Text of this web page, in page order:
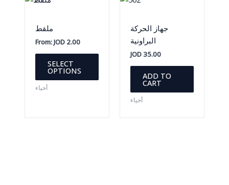
ملقط
From:JOD2.00
SELECT
OPTIONS
This
has
أحياء
جهاز الحركة
البراونية
JOD35.00
ADD TO
CART
أحياء